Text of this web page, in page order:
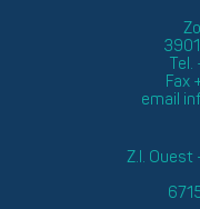
Tel.
Fax
email
Z.I. Ouest